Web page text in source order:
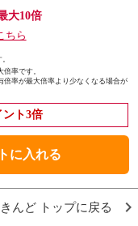
大10倍
ちら
率です。
倍率が最大倍率より少なくなる場合が
ト3倍
に入れる
んど トップに戻る